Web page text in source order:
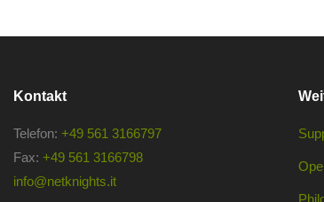
Kontakt
Telefon: +49 561 3166797
Fax: +49 561 3166798
info@netknights.it